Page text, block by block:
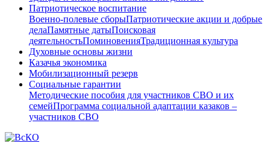
Патриотическое воспитание
Военно-полевые сборыПатриотические акции и добрые
делаПамятные датыПоисковая
деятельностьПоминовенияТрадиционная культура
Духовные основы жизни
Казачья экономика
Мобилизационный резерв
Социальные гарантии
Методические пособия для участников СВО и их
семейПрограмма социальной адаптации казаков –
участников СВО